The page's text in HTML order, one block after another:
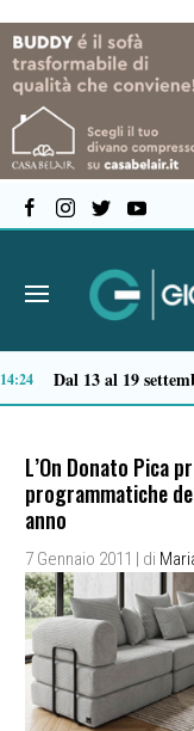
Montesano sulla Marcellana, torna il musical “San Pietro de Tumusso” 12:38
L’On Donato Pica
programmatiche
anno
7 Gennaio 2011 | di